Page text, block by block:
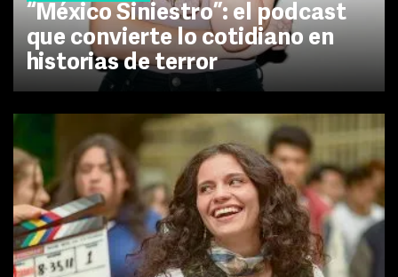
“México Siniestro”: el podcast
que convierte lo cotidiano en
historias de terror